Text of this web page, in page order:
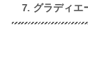
7. グラディエ